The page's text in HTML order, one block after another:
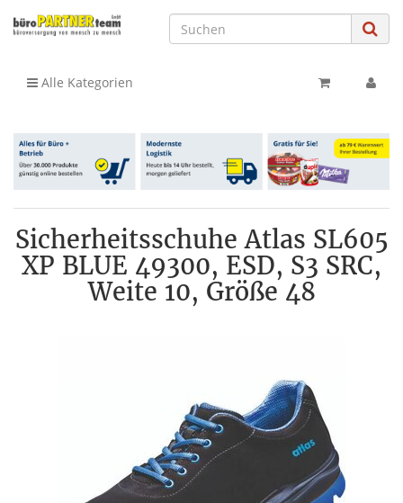
Alle Kategorien
Sicherheitsschuhe Atlas SL605
XP BLUE 49300, ESD, S3 SRC,
Weite 10, Größe 48